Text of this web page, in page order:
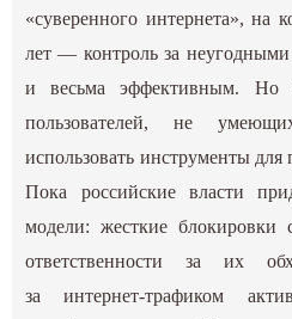
ГИД
«суверенного интернета», на
лет — контроль за
и весьма эффективным. Но
пользователей, не
использовать инструменты
Пока российские власти
модели: жесткие блокировки
ответственности за их
за интернет-трафиком